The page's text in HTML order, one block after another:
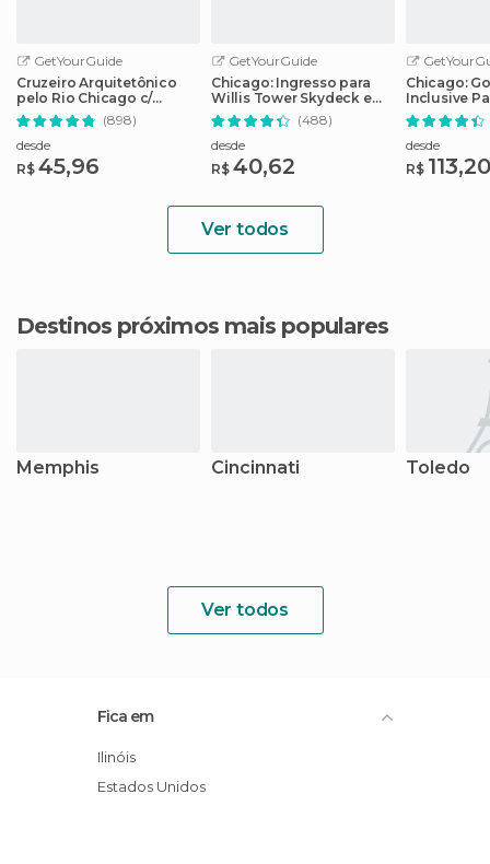
GetYourGuide
Cruzeiro Arquitetônico
pelo Rio Chicago c/
Bilhete Sem Fila
(898)
desde
R$ 45,96
GetYourGuide
Chicago: Ingresso para
Willis Tower Skydeck e
The Ledge
(488)
desde
R$ 40,62
Chicago:
Inclusive
de 25
desde
R$ 113,20
Ver todos
Destinos próximos mais populares
Memphis Cincinnati Toledo
Ver todos
Fica em
Ilinóis
Estados Unidos